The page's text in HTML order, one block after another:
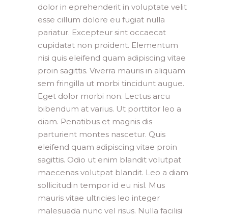
dolor in eprehenderit in voluptate velit
esse cillum dolore eu fugiat nulla
pariatur. Excepteur sint occaecat
cupidatat non proident. Elementum
nisi quis eleifend quam adipiscing vitae
proin sagittis. Viverra mauris in aliquam
sem fringilla ut morbi tincidunt augue.
Eget dolor morbi non. Lectus arcu
bibendum at varius. Ut porttitor leo a
diam. Penatibus et magnis dis
parturient montes nascetur. Quis
eleifend quam adipiscing vitae proin
sagittis. Odio ut enim blandit volutpat
maecenas volutpat blandit. Leo a diam
sollicitudin tempor id eu nisl. Mus
mauris vitae ultricies leo integer
malesuada nunc vel risus. Nulla facilisi